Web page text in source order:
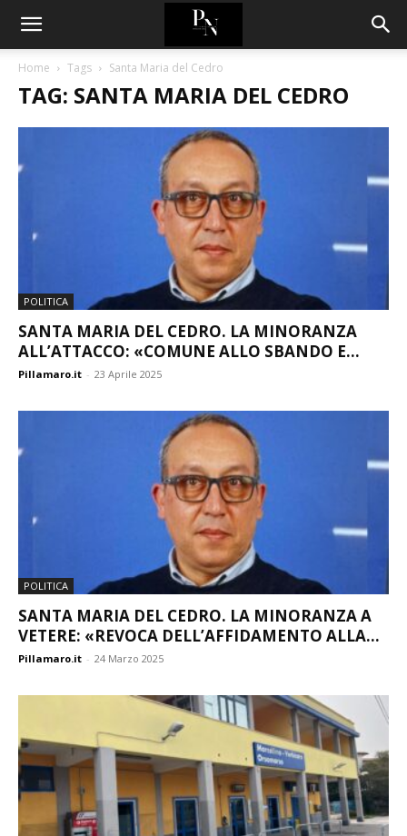
Home Tags Santa Maria del Cedro
TAG: SANTA MARIA DEL CEDRO
POLITICA
SANTA MARIA DEL CEDRO. LA MINORANZA
ALL’ATTACCO: «COMUNE ALLO SBANDO E...
Pillamaro.it - 23 Aprile 2025
POLITICA
SANTA MARIA DEL CEDRO. LA MINORANZA A
VETERE: «REVOCA DELL’AFFIDAMENTO ALLA...
Pillamaro.it - 24 Marzo 2025